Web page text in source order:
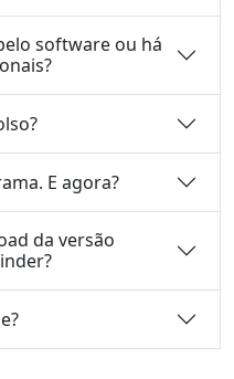
software ou há
E agora?
da versão